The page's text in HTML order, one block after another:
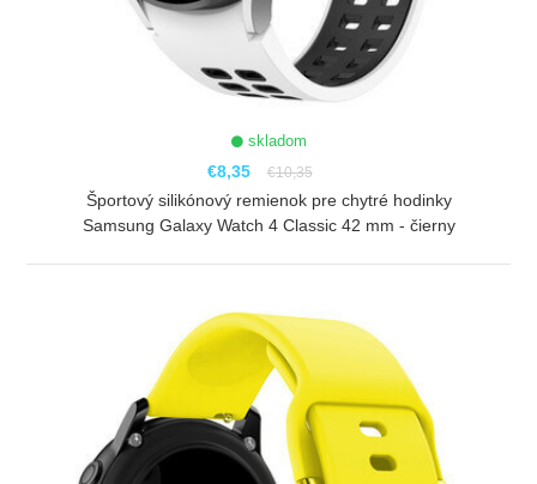
skladom
€8,35 €10,35
Športový silikónový remienok pre chytré hodinky
Samsung Galaxy Watch 4 Classic 42 mm - čierny